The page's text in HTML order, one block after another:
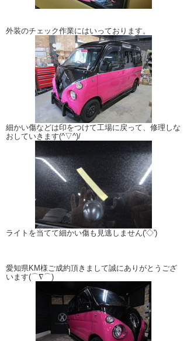
外装のチェック作業にはいっております。
細かい傷などは印をつけて工場に戻って、修理しな
おしていきます(^▽^)/
ライトを当てて細かい傷も見逃しません('◇')ゞ
愛知県KM様ご成約頂きまして誠にありがとうござ
います(⌒∇⌒)